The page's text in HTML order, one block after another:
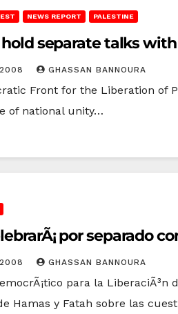
NEWS REPORT PALESTINE
hold separate talks
GHASSAN BANNOURA
Front for the Liberation of
of national unity…
por separado
GHASSAN BANNOURA
para la
Hamas y Fatah sobre las